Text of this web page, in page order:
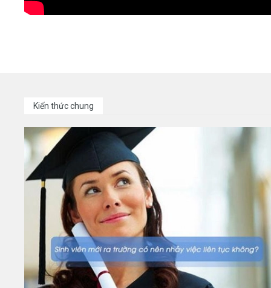
Kiến thức chung